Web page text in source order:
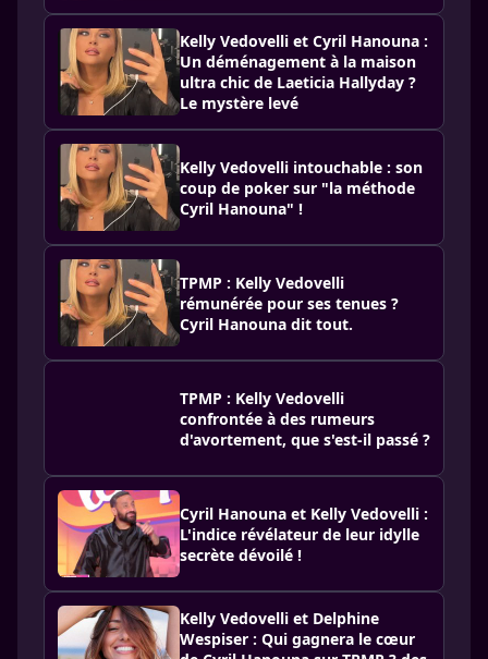
Kelly Vedovelli et Cyril Hanouna :
Un déménagement à la maison
ultra chic de Laeticia Hallyday ?
Le mystère levé
Kelly Vedovelli intouchable : son
coup de poker sur "la méthode
Cyril Hanouna" !
TPMP : Kelly Vedovelli
rémunérée pour ses tenues ?
Cyril Hanouna dit tout.
TPMP : Kelly Vedovelli
confrontée à des rumeurs
d'avortement, que s'est-il passé ?
Cyril Hanouna et Kelly Vedovelli :
L'indice révélateur de leur idylle
secrète dévoilé !
Kelly Vedovelli et Delphine
Wespiser : Qui gagnera le cœur